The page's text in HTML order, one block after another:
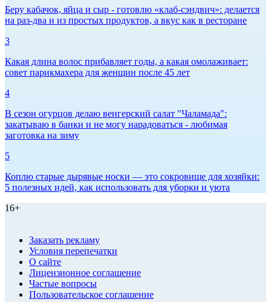
Беру кабачок, яйца и сыр - готовлю «клаб-сэндвич»: делается
на раз-два и из простых продуктов, а вкус как в ресторане
3
Какая длина волос прибавляет годы, а какая омолаживает:
совет парикмахера для женщин после 45 лет
4
В сезон огурцов делаю венгерский салат "Чаламада":
закатываю в банки и не могу нарадоваться - любимая
заготовка на зиму
5
Коплю старые дырявые носки — это сокровище для хозяйки:
5 полезных идей, как использовать для уборки и уюта
16+
Заказать рекламу
Условия перепечатки
О сайте
Лицензионное соглашение
Частые вопросы
Пользовательское соглашение